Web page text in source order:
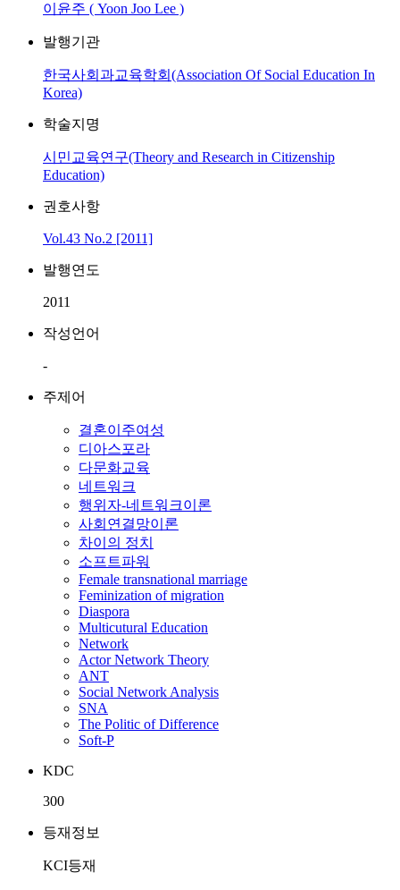
이윤주 ( Yoon Joo Lee )
발행기관
한국사회과교육학회(Association Of Social Education In
Korea)
학술지명
시민교육연구(Theory and Research in Citizenship
Education)
권호사항
Vol.43 No.2 [2011]
발행연도
2011
작성언어
-
주제어
결혼이주여성
디아스포라
다문화교육
네트워크
행위자-네트워크이론
사회연결망이론
차이의 정치
소프트파워
Female transnational marriage
Feminization of migration
Diaspora
Multicutural Education
Network
Actor Network Theory
ANT
Social Network Analysis
SNA
The Politic of Difference
Soft-P
KDC
300
등재정보
KCI등재